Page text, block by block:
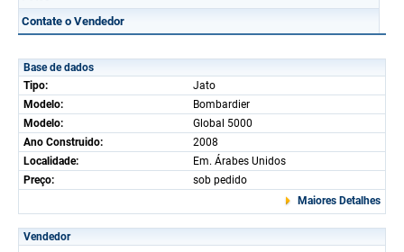
Contate o Vendedor
Base de dados
Tipo:
Jato
Modelo:
Bombardier
Modelo:
Global 5000
Ano Construido:
2008
Localidade:
Em. Árabes Unidos
Preço:
sob pedido
Maiores Detalhes
Vendedor